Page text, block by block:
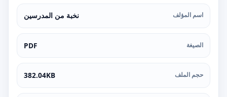
اسم المؤلف نخبة من المدرسين
الصيغة PDF
حجم الملف 382.04KB